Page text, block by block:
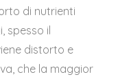
di nutrienti
spesso il
distorto e
che la maggior